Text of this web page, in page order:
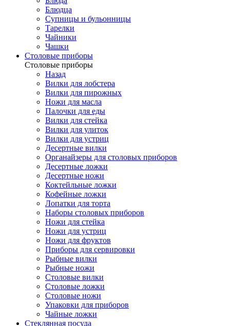
Блюдца
Супницы и бульонницы
Тарелки
Чайники
Чашки
Cтоловые приборы
Cтоловые приборы
Назад
Вилки для лобстера
Вилки для пирожных
Ножи для масла
Палочки для еды
Вилки для стейка
Вилки для улиток
Вилки для устриц
Десертные вилки
Органайзеры для столовых приборов
Десертные ложки
Десертные ножи
Коктейльные ложки
Кофейные ложки
Лопатки для торта
Наборы столовых приборов
Ножи для стейка
Ножи для устриц
Ножи для фруктов
Приборы для сервировки
Рыбные вилки
Рыбные ножи
Столовые вилки
Столовые ложки
Столовые ножи
Упаковки для приборов
Чайные ложки
Стеклянная посуда